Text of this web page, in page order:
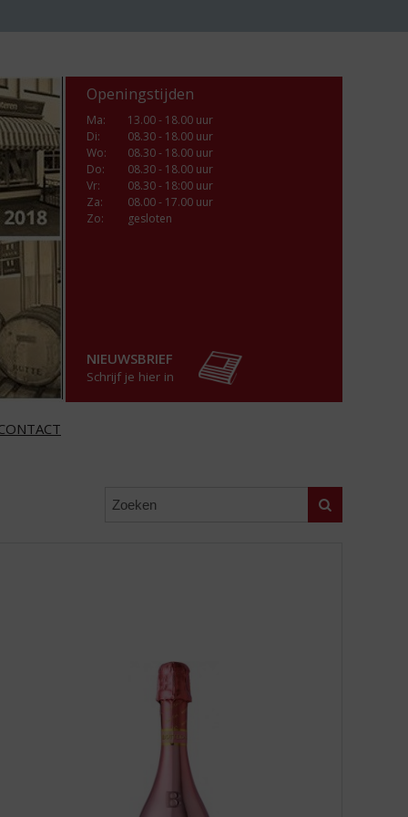
Openingstijden
Ma:
13.00 - 18.00 uur
Di:
08.30 - 18.00 uur
Wo:
08.30 - 18.00 uur
Do:
08.30 - 18.00 uur
Vr:
08.30 - 18:00 uur
Za:
08.00 - 17.00 uur
Zo:
gesloten
NIEUWSBRIEF
Schrijf je hier in
Zoeken